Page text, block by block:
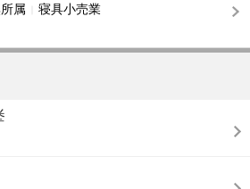
属 寝具小売業